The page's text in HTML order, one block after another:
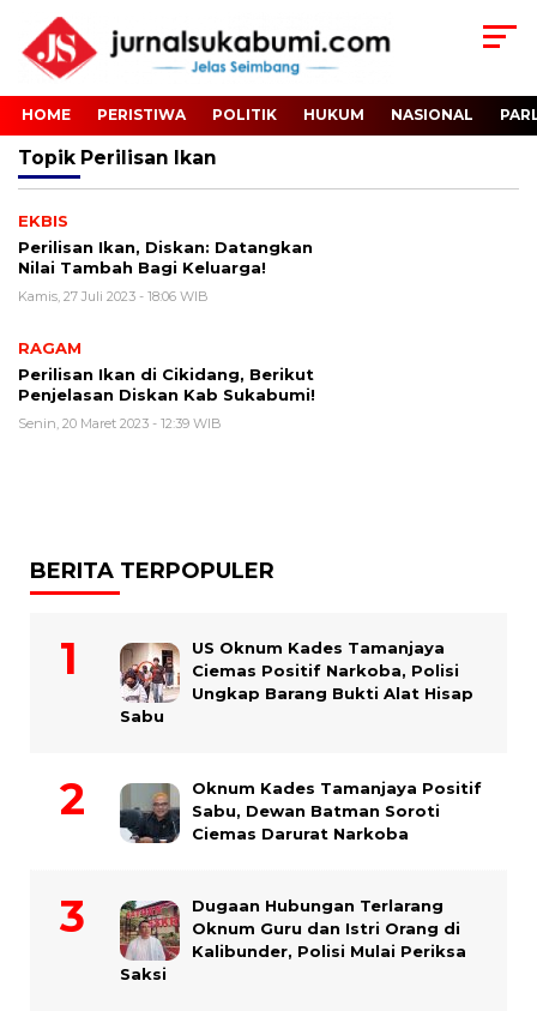
HOME PERISTIWA POLITIK HUKUM NASIONAL
Topik Perilisan Ikan
EKBIS
Perilisan Ikan, Diskan: Datangkan
Nilai Tambah Bagi Keluarga!
Kamis, 27 Juli 2023 - 18:06 WIB
RAGAM
Perilisan Ikan di Cikidang, Berikut
Penjelasan Diskan Kab Sukabumi!
Senin, 20 Maret 2023 - 12:39 WIB
BERITA TERPOPULER
US Oknum Kades Tamanjaya
Ciemas Positif Narkoba, Polisi
Ungkap Barang Bukti Alat Hisap
Sabu
Oknum Kades Tamanjaya Positif
Sabu, Dewan Batman Soroti
Ciemas Darurat Narkoba
Dugaan Hubungan Terlarang
Oknum Guru dan Istri Orang di
Kalibunder, Polisi Mulai Periksa
Saksi